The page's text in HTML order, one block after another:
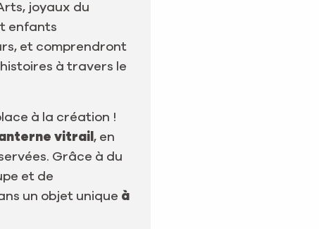
joyaux du
enfants
et comprendront
à travers le
à la création !
vitrail , en
Grâce à du
et de
un objet unique à